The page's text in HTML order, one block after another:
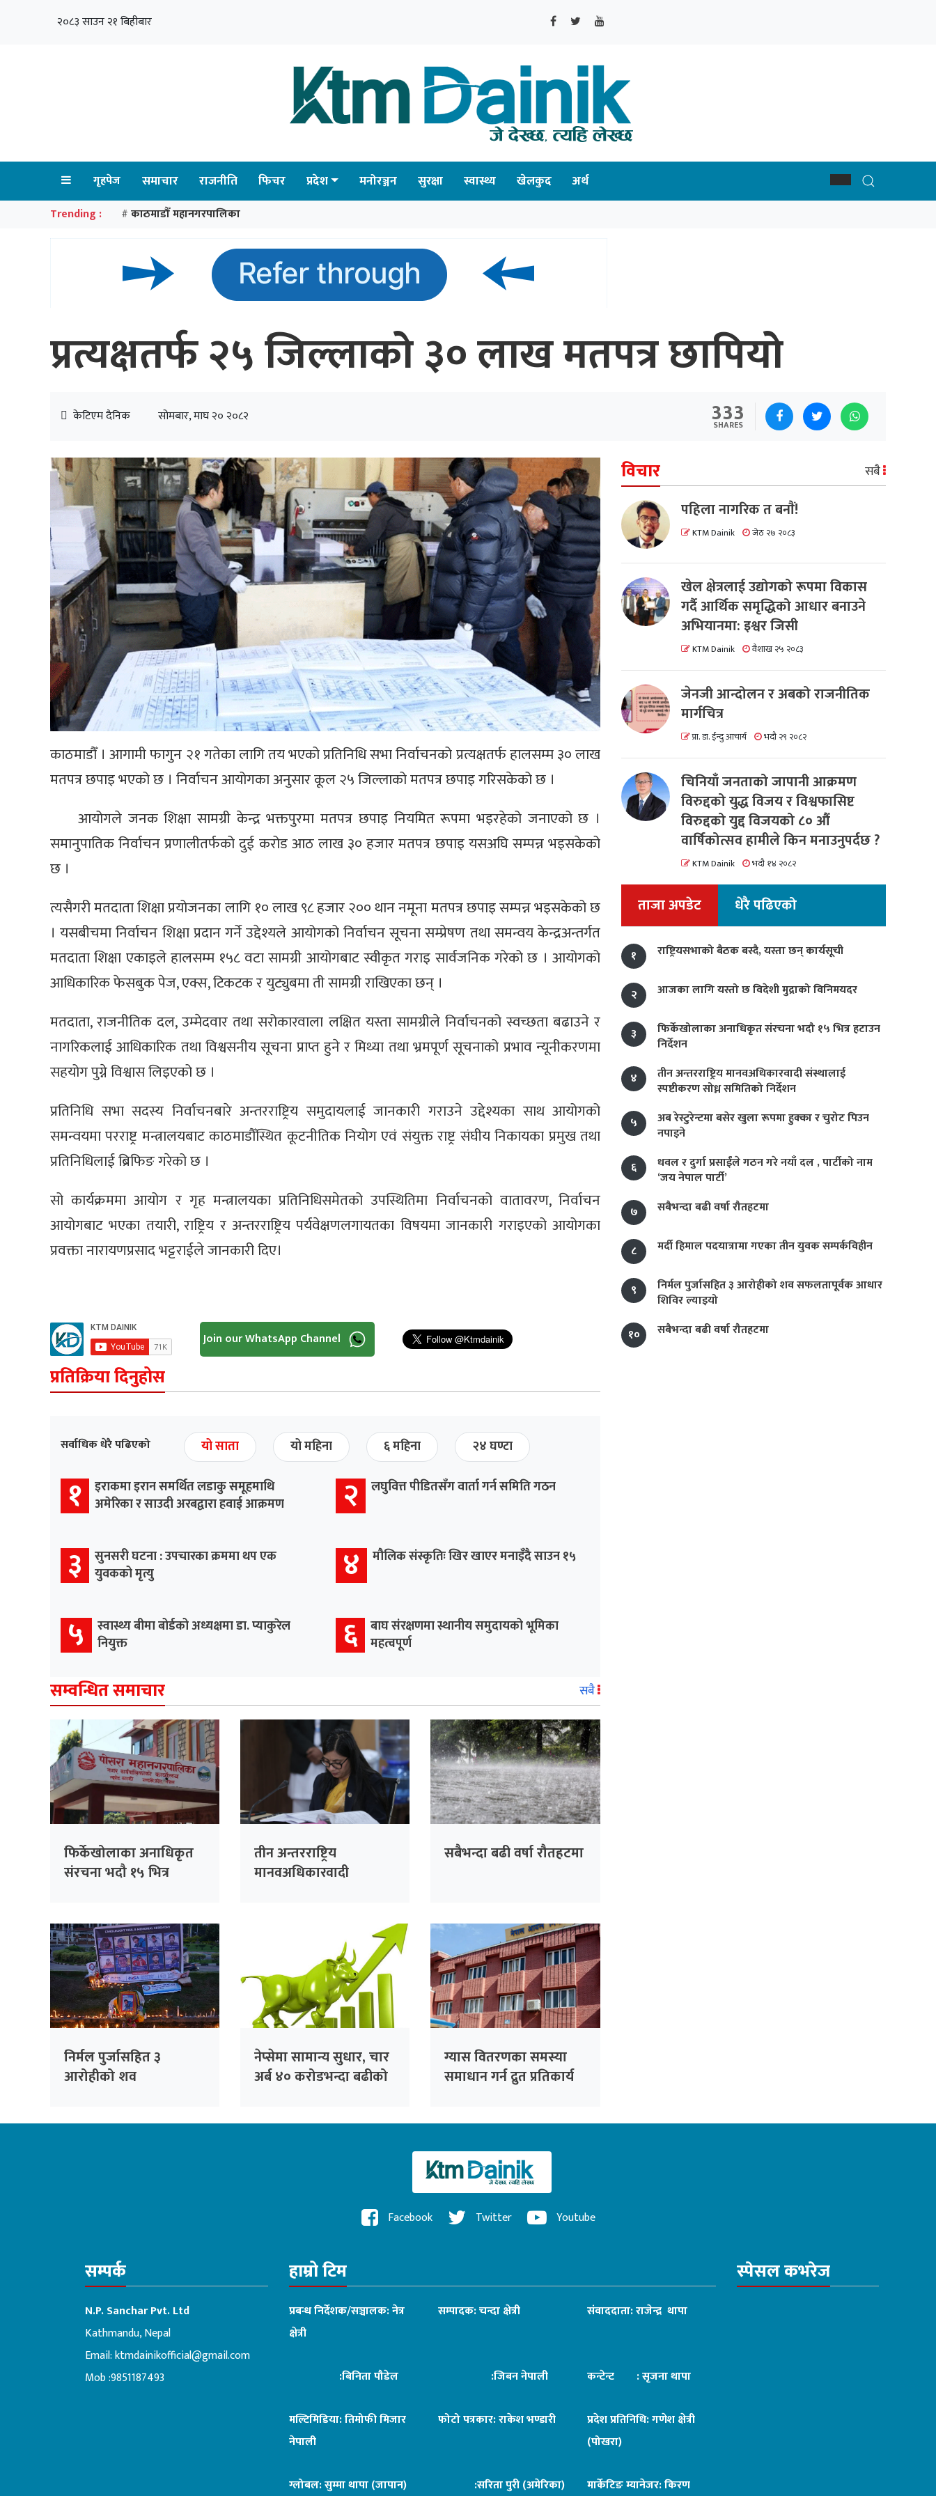
२०८३ साउन २१ बिहीबार
गृहपेज समाचार राजनीति फिचर प्रदेश मनोरञ्जन सुरक्षा स्वास्थ्य खेलकुद अर्थ
Trending : # काठमाडौँ महानगरपालिका
प्रत्यक्षतर्फ २५ जिल्लाको ३० लाख मतपत्र छापियो
केटिएम दैनिक सोमबार, माघ २० २०८२ 333
SHARES
काठमाडौँ । आगामी फागुन २१ गतेका लागि तय भएको प्रतिनिधि सभा निर्वाचनको प्रत्यक्षतर्फ हालसम्म ३० लाख
मतपत्र छपाइ भएको छ । निर्वाचन आयोगका अनुसार कूल २५ जिल्लाको मतपत्र छपाइ गरिसकेको छ ।
आयोगले जनक शिक्षा सामग्री केन्द्र भक्तपुरमा मतपत्र छपाइ नियमित रूपमा भइरहेको जनाएको छ ।
समानुपातिक निर्वाचन प्रणालीतर्फको दुई करोड आठ लाख ३० हजार मतपत्र छपाइ यसअघि सम्पन्न भइसकेको
छ ।
त्यसैगरी मतदाता शिक्षा प्रयोजनका लागि १० लाख ९८ हजार २०० थान नमूना मतपत्र छपाइ सम्पन्न भइसकेको छ
। यसबीचमा निर्वाचन शिक्षा प्रदान गर्ने उद्देश्यले आयोगको निर्वाचन सूचना सम्प्रेषण तथा समन्वय केन्द्रअन्तर्गत
मतदाता शिक्षा एकाइले हालसम्म १५८ वटा सामग्री आयोगबाट स्वीकृत गराइ सार्वजनिक गरेको छ । आयोगको
आधिकारिक फेसबुक पेज, एक्स, टिकटक र युट्युबमा ती सामग्री राखिएका छन् ।
मतदाता, राजनीतिक दल, उम्मेदवार तथा सरोकारवाला लक्षित यस्ता सामग्रीले निर्वाचनको स्वच्छता बढाउने र
नागरिकलाई आधिकारिक तथा विश्वसनीय सूचना प्राप्त हुने र मिथ्या तथा भ्रमपूर्ण सूचनाको प्रभाव न्यूनीकरणमा
सहयोग पुग्ने विश्वास लिइएको छ ।
प्रतिनिधि सभा सदस्य निर्वाचनबारे अन्तरराष्ट्रिय समुदायलाई जानकारी गराउने उद्देश्यका साथ आयोगको
समन्वयमा परराष्ट्र मन्त्रालयबाट काठमाडौँस्थित कूटनीतिक नियोग एवं संयुक्त राष्ट्र संघीय निकायका प्रमुख तथा
प्रतिनिधिलाई ब्रिफिङ गरेको छ ।
सो कार्यक्रममा आयोग र गृह मन्त्रालयका प्रतिनिधिसमेतको उपस्थितिमा निर्वाचनको वातावरण, निर्वाचन
आयोगबाट भएका तयारी, राष्ट्रिय र अन्तरराष्ट्रिय पर्यवेक्षणलगायतका विषयमा जानकारी गराइएको आयोगका
प्रवक्ता नारायणप्रसाद भट्टराईले जानकारी दिए।
Join our WhatsApp Channel
प्रतिक्रिया दिनुहोस
सर्वाधिक धेरै पढिएको यो साता यो महिना ६ महिना २४ घण्टा
१
इराकमा इरान समर्थित लडाकु समूहमाथि
अमेरिका र साउदी अरबद्वारा हवाई आक्रमण
२ लघुवित्त पीडितसँग वार्ता गर्न समिति गठन
३
सुनसरी घटना : उपचारका क्रममा थप एक
युवकको मृत्यु
४ मौलिक संस्कृतिः खिर खाएर मनाइँदै साउन १५
५
स्वास्थ्य बीमा बोर्डको अध्यक्षमा डा. प्याकुरेल
नियुक्त
६ बाघ संरक्षणमा स्थानीय समुदायको भूमिका
महत्वपूर्ण
सम्वन्धित समाचार सबै
फिर्केखोलाका अनाधिकृत
संरचना भदौ १५ भित्र
तीन अन्तरराष्ट्रिय
मानवअधिकारवादी
सबैभन्दा बढी वर्षा रौतहटमा
निर्मल पुर्जासहित ३
आरोहीको शव
नेप्सेमा सामान्य सुधार, चार
अर्ब ४० करोडभन्दा बढीको
ग्यास वितरणका समस्या
समाधान गर्न द्रुत प्रतिकार्य
विचार सबै
पहिला नागरिक त बनाैं!
KTM Dainik जेठ २७ २०८३
खेल क्षेत्रलाई उद्योगको रूपमा विकास
गर्दै आर्थिक समृद्धिको आधार बनाउने
अभियानमा: इश्वर जिसी
KTM Dainik वैशाख २५ २०८३
जेनजी आन्दोलन र अबको राजनीतिक
मार्गचित्र
प्रा. डा. ईन्दु आचार्य भदौ २९ २०८२
चिनियाँ जनताको जापानी आक्रमण
विरुद्दको युद्ध विजय र विश्वफासिष्ट
विरुद्दको युद्द विजयको ८० औं
वार्षिकोत्सव हामीले किन मनाउनुपर्दछ ?
KTM Dainik भदौ १४ २०८२
ताजा अपडेट धेरै पढिएको
१ राष्ट्रियसभाको बैठक बस्दै, यस्ता छन् कार्यसूची
२ आजका लागि यस्तो छ विदेशी मुद्राको विनिमयदर
३
फिर्केखोलाका अनाधिकृत संरचना भदौ १५ भित्र हटाउन
निर्देशन
४
तीन अन्तरराष्ट्रिय मानवअधिकारवादी संस्थालाई
स्पष्टीकरण सोध्न समितिको निर्देशन
५
अब रेस्टुरेन्टमा बसेर खुला रूपमा हुक्का र चुरोट पिउन
नपाइने
६
धवल र दुर्गा प्रसाईंले गठन गरे नयाँ दल , पार्टीको नाम
‘जय नेपाल पार्टी’
७
सबैभन्दा बढी वर्षा रौतहटमा
८ मर्दी हिमाल पदयात्रामा गएका तीन युवक सम्पर्कविहीन
९
निर्मल पुर्जासहित ३ आरोहीको शव सफलतापूर्वक आधार
शिविर ल्याइयो
१०
सबैभन्दा बढी वर्षा रौतहटमा
Facebook Twitter Youtube
सम्पर्क
N.P. Sanchar Pvt. Ltd
Kathmandu, Nepal
Email:ktmdainikofficial@gmail.com
Mob :9851187493
हाम्रो टिम
प्रबन्ध निर्देशक/सञ्चालक: नेत्र
क्षेत्री
सम्पादक: चन्दा क्षेत्री संवाददाता: राजेन्द्र थापा
:बिनिता पौडेल :जिबन नेपाली कन्टेन्ट : सृजना थापा
मल्टिमिडिया: तिमोफी मिजार
नेपाली
फोटो पत्रकार: राकेश भण्डारी
प्रदेश प्रतिनिधि: गणेश क्षेत्री
(पोखरा)
ग्लोबल: सुम्मा थापा (जापान) :सरिता पुरी (अमेरिका) मार्केटिङ म्यानेजर: किरण
स्पेसल कभरेज